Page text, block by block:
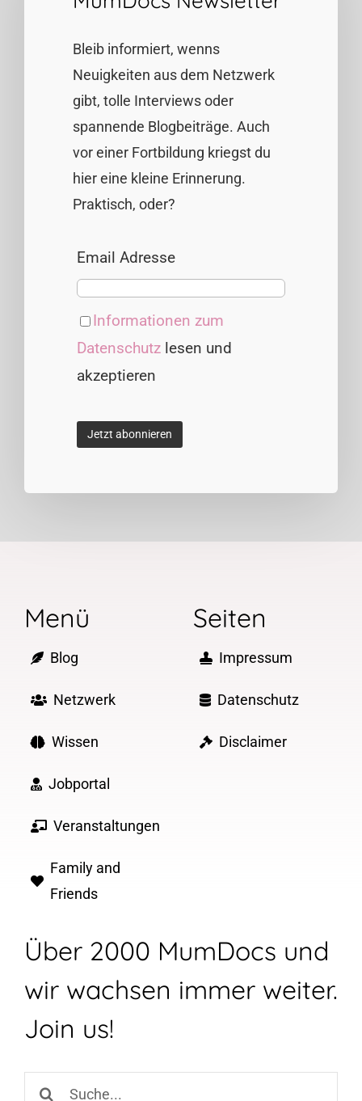
Bleib informiert, wenns
Neuigkeiten aus dem Netzwerk
gibt, tolle Interviews oder
spannende Blogbeiträge. Auch
vor einer Fortbildung kriegst du
hier eine kleine Erinnerung.
Praktisch, oder?
Email Adresse
Informationen zum
Datenschutz lesen und
akzeptieren
Menü
Blog
Netzwerk
Wissen
Jobportal
Veranstaltungen
Family and
Friends
Seiten
Impressum
Datenschutz
Disclaimer
Über 2000 MumDocs und
wir wachsen immer weiter.
Join us!